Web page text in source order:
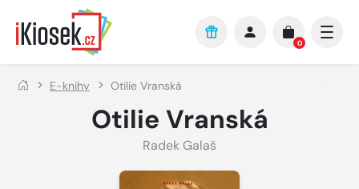
Přejít na hlavní obsah
0
E-knihy Otilie Vranská
Otilie Vranská
Radek Galaš